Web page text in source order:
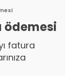
ödemesi
fatura